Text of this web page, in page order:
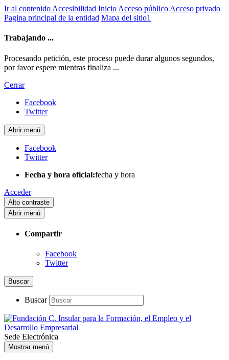
Ir al contenido Accesibilidad Inicio Acceso público Acceso privado
Pagina principal de la entidad Mapa del sitio1
Trabajando ...
Procesando petición, este proceso puede durar algunos segundos,
por favor espere mientras finaliza ...
Cerrar
Facebook
Twitter
Abrir menú
Facebook
Twitter
Fecha y hora oficial:fecha y hora
Acceder
Alto contraste
Abrir menú
Compartir
Facebook
Twitter
Buscar
Buscar
Sede Electrónica
Mostrar menú